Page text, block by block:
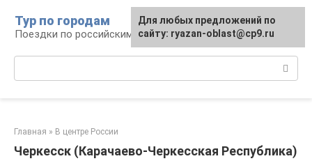
контенту
Тур по городам
Поездки по российским городам
Главная » В центре России
Черкесск (Карачаево-Черкесская Республика)
Для любых предложений по
сайту: ryazan-oblast@cp9.ru